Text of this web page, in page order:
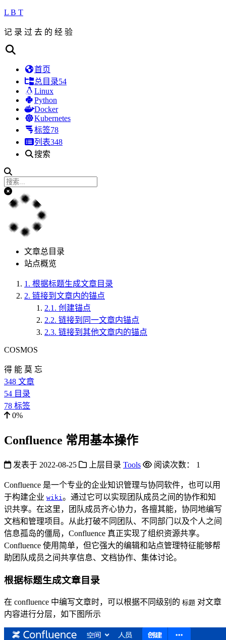
L B T
记 录 过 去 的 经 验
首页
总目录54
Linux
Python
Docker
Kubernetes
标签78
列表348
搜索
文章总目录
站点概览
1. 根据标题生成文章目录
2. 链接到文章内的锚点
2.1. 创建锚点
2.2. 链接到同一文章内锚点
2.3. 链接到其他文章内的锚点
COSMOS
得 能 莫 忘
348 文章
54 目录
78 标签
0%
Confluence 常用基本操作
发表于 2022-08-25 上层目录 Tools 阅读次数： 1
Confluence 是一个专业的企业知识管理与协同软件，也可以用
于构建企业 wiki 。通过它可以实现团队成员之间的协作和知
识共享。在这里，团队成员齐心协力，各擅其能，协同地编写
文档和管理项目。从此打破不同团队、不同部门以及个人之间
信息孤岛的僵局，Confluence 真正实现了组织资源共享。
Confluence 使用简单，但它强大的编辑和站点管理特征能够帮
助团队成员之间共享信息、文档协作、集体讨论。
根据标题生成文章目录
在 confluence 中编写文章时，可以根据不同级别的 标题 对文章
内容进行分层，如下图所示